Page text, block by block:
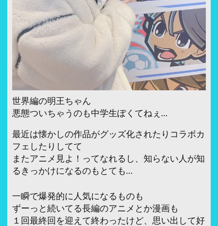
世界編の明王ちゃん
悪態ついちゃうのも中学生ぽくてねぇ…
最近は懐かしの作品がグッズ化されたりコラボカ
フェしたりしてて
またアニメ見よ！ってなれるし、知らない人が知
るきっかけになるのもとても…
一瞬で爆発的に人気になるものも
ずーっと続いてる長編のアニメとか漫画も
１回最終回を迎えて終わったけど、思い出して好